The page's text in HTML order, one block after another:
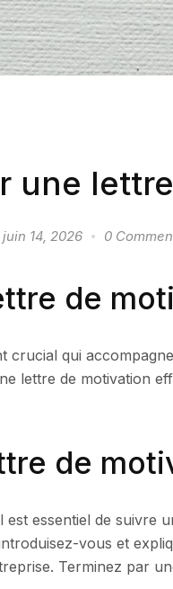
une
juin 14, 2026 0
de
crucial qui
lettre de motivation
de
essentiel de suivre
vous et
Terminez par